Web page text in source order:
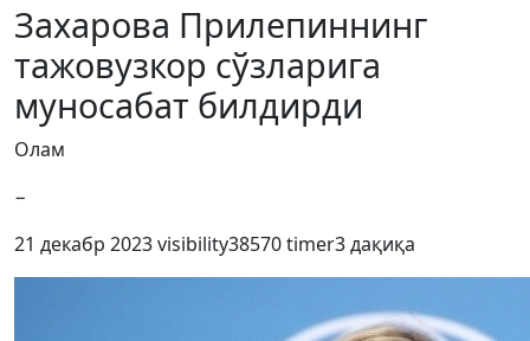
Захарова Прилепиннинг
тажовузкор сўзларига
муносабат билдирди
Олам
−
21 декабр 2023visibility38570timer3 дақиқа